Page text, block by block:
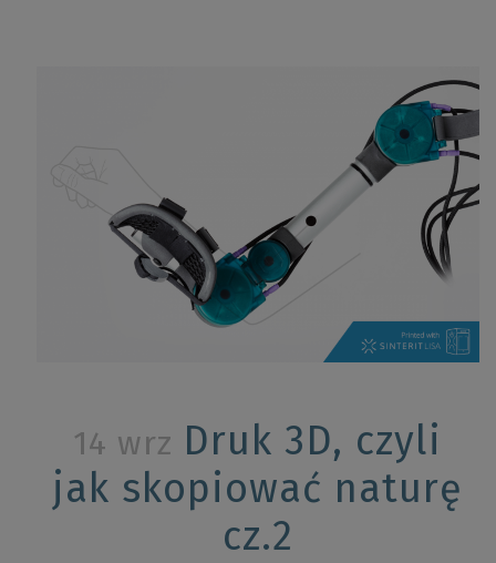
14 wrz Druk 3D, czyli
jak skopiować naturę
cz.2